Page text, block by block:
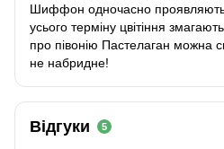
Шиффон одночасно
усього терміну цвітіння
про півонію Пастелаган можна
не набридне!
Відгуки 5